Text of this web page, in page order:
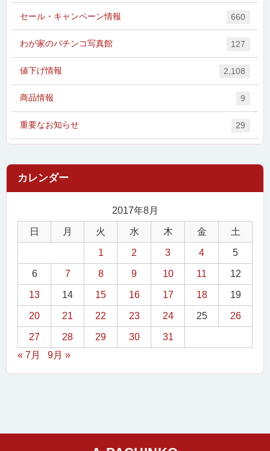
セール・キャンペーン情報 660
わが家のパチンコ写真館 127
値下げ情報 2,108
商品情報 9
重要なお知らせ 29
2017年8月
日 月 火 水 木 金 土
1 2 3 4 5
6 7 8 9 10 11 12
13 14 15 16 17 18 19
20 21 22 23 24 25 26
27 28 29 30
31
« 7月
9月 »